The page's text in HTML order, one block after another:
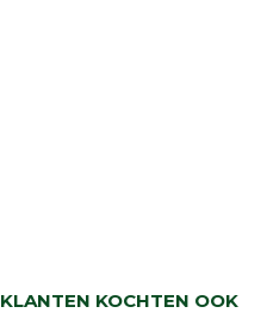
KLANTEN KOCHTEN OOK